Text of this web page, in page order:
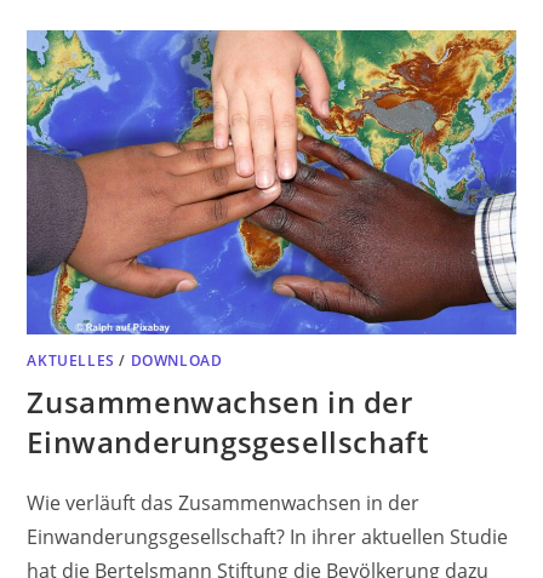
AKTUELLES / DOWNLOAD
Zusammenwachsen in der
Einwanderungsgesellschaft
Wie verläuft das Zusammenwachsen in der
Einwanderungsgesellschaft? In ihrer aktuellen Studie
hat die Bertelsmann Stiftung die Bevölkerung dazu